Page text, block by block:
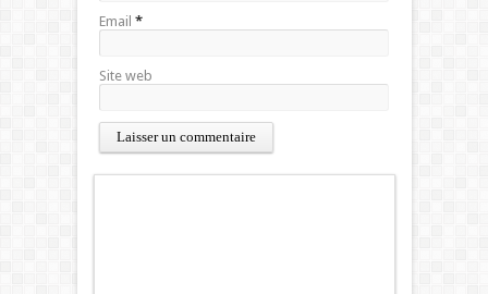
Email *
Site web